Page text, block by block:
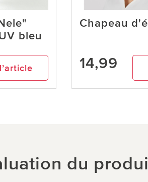
bleu
Chapeau
14,99
du